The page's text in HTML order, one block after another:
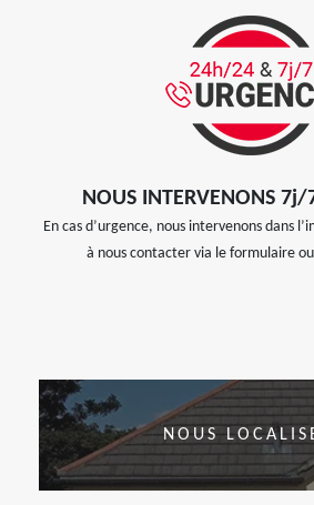
NOUS INTERVENONS
En cas d’urgence, nous intervenons dans
à nous contacter via le formulaire
NOUS